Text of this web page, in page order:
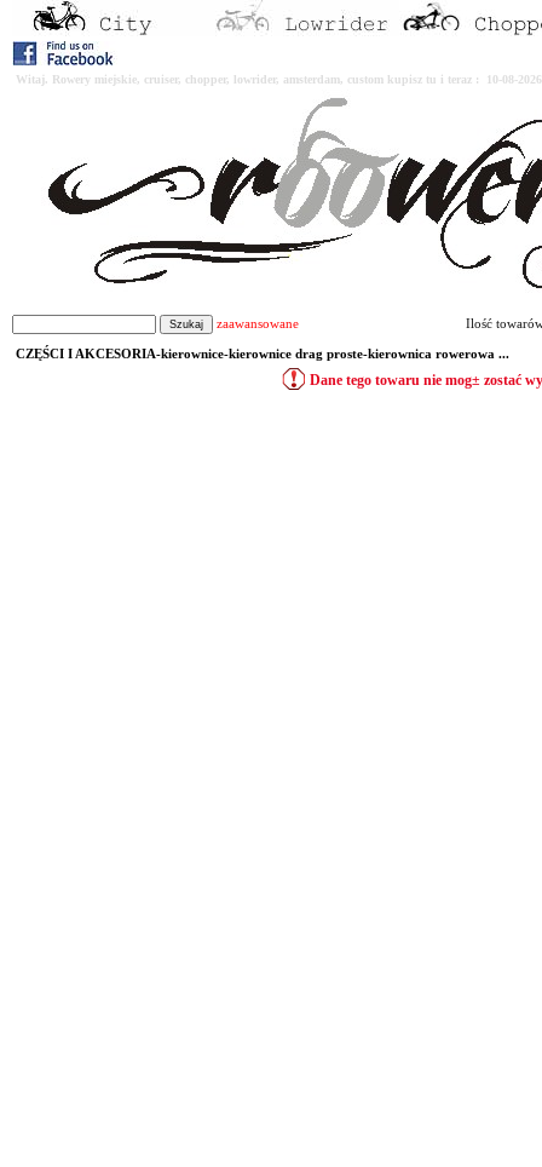
Witaj. Rowery miejskie, cruiser, chopper, lowrider, amsterdam, custom kupisz tu i teraz : 10-08-
zaawansowane Ilość
CZĘŚCI I AKCESORIA-kierownice-kierownice drag proste-kierownica rowerowa ...
Dane tego towaru nie mog± zostać